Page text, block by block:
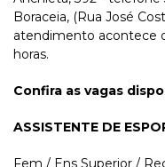
Boraceia, (Rua José
atendimento acontece
horas.
Confira as vagas
ASSISTENTE DE
Fem / Ens Superior /